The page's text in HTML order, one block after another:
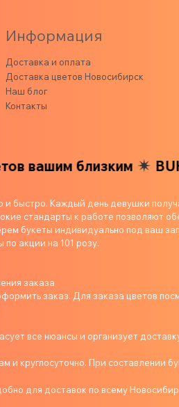
Информация
Доставка и оплата
Доставка цветов Новосибирск
Наш блог
Контакты
близким
и быстро. Каждый день девушки
стандарты к работе позволяют
букеты индивидуально под ваш
по акции на 101 розу.
заказа
заказ. Для заказа цветов
все нюансы и организует
и круглосуточно. При составлении
для доставок по всему